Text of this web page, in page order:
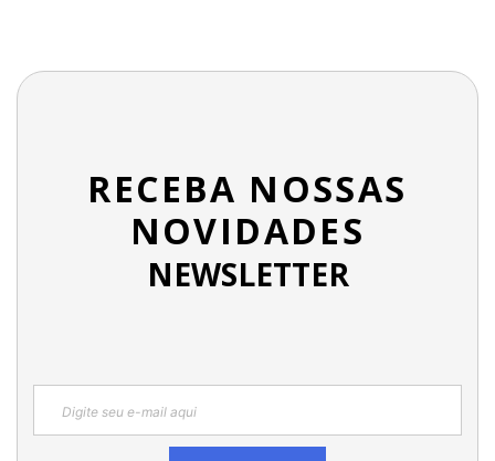
RECEBA NOSSAS
NOVIDADES
NEWSLETTER